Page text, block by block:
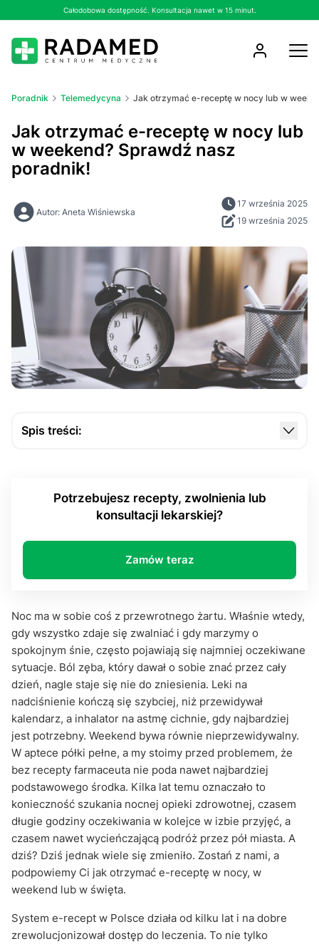
Całodobowa dostępność. Konsultacja nawet w 15 minut.
Poradnik Telemedycyna Jak otrzymać e-receptę w nocy lub w
Jak otrzymać e-receptę w nocy lub
w weekend? Sprawdź nasz
poradnik!
Autor: Aneta Wiśniewska
17 września 2025
19 września 2025
Spis treści:
pracy przychodni?
Jak otrzymać e-receptę w nocy? E-recepta w
praktyce – co trzeba wiedzieć?
Nocna ulga - dlaczego warto znać swoje
Potrzebujesz recepty, zwolnienia lub
konsultacji lekarskiej?
Zamów teraz
Noc ma w sobie coś z przewrotnego żartu. Właśnie wtedy,
gdy wszystko zdaje się zwalniać i gdy marzymy o
spokojnym śnie, często pojawiają się najmniej oczekiwane
sytuacje. Ból zęba, który dawał o sobie znać przez cały
dzień, nagle staje się nie do zniesienia. Leki na
nadciśnienie kończą się szybciej, niż przewidywał
kalendarz, a inhalator na astmę cichnie, gdy najbardziej
jest potrzebny. Weekend bywa równie nieprzewidywalny.
W aptece półki pełne, a my stoimy przed problemem, że
bez recepty farmaceuta nie poda nawet najbardziej
podstawowego środka. Kilka lat temu oznaczało to
konieczność szukania nocnej opieki zdrowotnej, czasem
długie godziny oczekiwania w kolejce w izbie przyjęć, a
czasem nawet wycieńczającą podróż przez pół miasta. A
dziś? Dziś jednak wiele się zmieniło. Zostań z nami, a
podpowiemy Ci jak otrzymać e-receptę w nocy, w
weekend lub w święta.
System e-recept w Polsce działa od kilku lat i na dobre
zrewolucjonizował dostęp do leczenia. To nie tylko